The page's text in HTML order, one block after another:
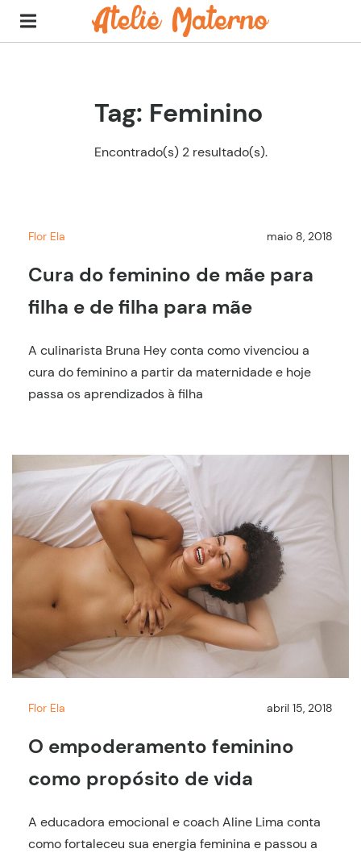
Tag: Feminino
Encontrado(s) 2 resultado(s).
Flor Ela maio 8, 2018
Cura do feminino de mãe para
filha e de filha para mãe
A culinarista Bruna Hey conta como vivenciou a
cura do feminino a partir da maternidade e hoje
passa os aprendizados à filha
Flor Ela abril 15, 2018
O empoderamento feminino
como propósito de vida
A educadora emocional e coach Aline Lima conta
como fortaleceu sua energia feminina e passou a